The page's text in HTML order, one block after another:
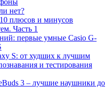
нет?
плюсов и минусов
Часть 1
первые умные Casio G-
S: от худших к лучшим
и тестирования
3 – лучшие наушники до